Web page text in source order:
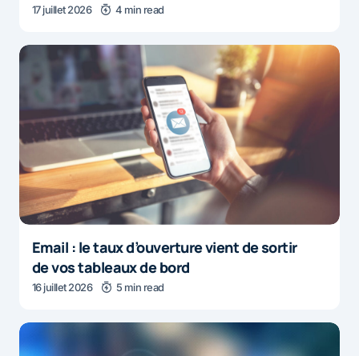
17 juillet 2026 4 min read
Email : le taux d’ouverture vient de sortir
de vos tableaux de bord
16 juillet 2026 5 min read